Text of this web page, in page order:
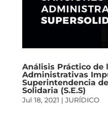
Análisis Práctico de
Administrativas
Superintendencia
Solidaria (S.E.S)
Jul 18, 2021 | JURÍDICO